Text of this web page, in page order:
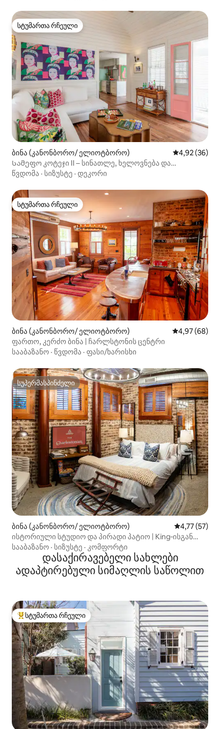
სტუმართა რჩეული
სტუმართა რჩეული
ბინა (კანონბორო/ ელიოტბორო) საშუალო
4,92 (36)
Სამეფო კოტეჯი II – სინათლე, ხელოვნება და
მდებარეობა
წვდომა · სიზუსტე · დეკორი
სტუმართა რჩეული
სტუმართა რჩეული
ბინა (კანონბორო/ ელიოტბორო) საშუალო
4,97 (68)
ფართო, კერძო ბინა | ჩარლსტონის ცენტრი
სააბაზანო · წვდომა · ფასი/ხარისხი
სუპერმასპინძელი
სუპერმასპინძელი
ბინა (კანონბორო/ ელიოტბორო) საშუალო
4,77 (57)
ისტორიული სტუდიო და პირადი პატიო | King‑ისგან
რამდენიმე ნაბიჯის მოშორებით
სააბაზანო · სიზუსტე · კომფორტი
დასაქირავებელი სახლები
ადაპტირებული სიმაღლის საწოლით
სტუმართა რჩეული მოწინავე ვარიანტი
სტუმართა რჩეული